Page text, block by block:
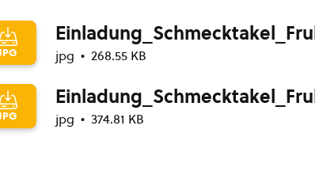
jpg 268.55 KB
jpg 374.81 KB